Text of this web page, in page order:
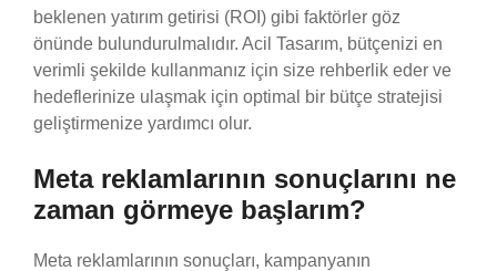
beklenen yatırım getirisi (ROI) gibi faktörler göz
önünde bulundurulmalıdır. Acil Tasarım, bütçenizi en
verimli şekilde kullanmanız için size rehberlik eder ve
hedeflerinize ulaşmak için optimal bir bütçe stratejisi
geliştirmenize yardımcı olur.
Meta reklamlarının sonuçlarını ne
zaman görmeye başlarım?
Meta reklamlarının sonuçları, kampanyanın